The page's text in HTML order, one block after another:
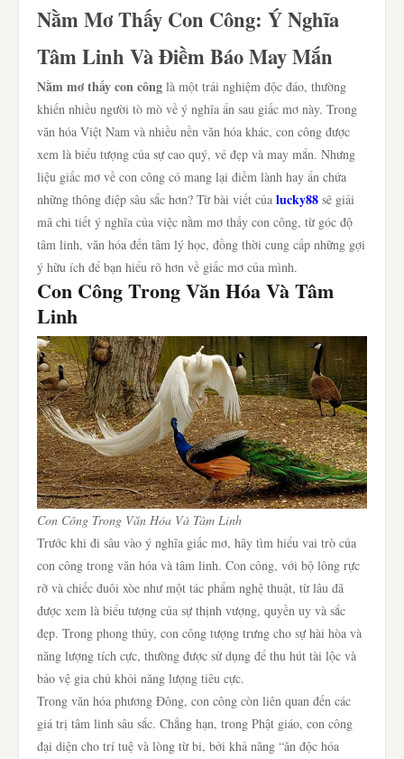
Nằm Mơ Thấy Con Công: Ý Nghĩa
Tâm Linh Và Điềm Báo May Mắn
Nằm mơ thấy con công là một trải nghiệm độc đáo, thường
khiến nhiều người tò mò về ý nghĩa ẩn sau giấc mơ này. Trong
văn hóa Việt Nam và nhiều nền văn hóa khác, con công được
xem là biểu tượng của sự cao quý, vẻ đẹp và may mắn. Nhưng
liệu giấc mơ về con công có mang lại điềm lành hay ẩn chứa
những thông điệp sâu sắc hơn? Từ bài viết của lucky88 sẽ giải
mã chi tiết ý nghĩa của việc nằm mơ thấy con công, từ góc độ
tâm linh, văn hóa đến tâm lý học, đồng thời cung cấp những gợi
ý hữu ích để bạn hiểu rõ hơn về giấc mơ của mình.
Con Công Trong Văn Hóa Và Tâm
Linh
Con Công Trong Văn Hóa Và Tâm Linh
Trước khi đi sâu vào ý nghĩa giấc mơ, hãy tìm hiểu vai trò của
con công trong văn hóa và tâm linh. Con công, với bộ lông rực
rỡ và chiếc đuôi xòe như một tác phẩm nghệ thuật, từ lâu đã
được xem là biểu tượng của sự thịnh vượng, quyền uy và sắc
đẹp. Trong phong thủy, con công tượng trưng cho sự hài hòa và
năng lượng tích cực, thường được sử dụng để thu hút tài lộc và
bảo vệ gia chủ khỏi năng lượng tiêu cực.
Trong văn hóa phương Đông, con công còn liên quan đến các
giá trị tâm linh sâu sắc. Chẳng hạn, trong Phật giáo, con công
đại diện cho trí tuệ và lòng từ bi, bởi khả năng “ăn độc hóa